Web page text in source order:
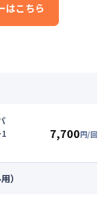
はこちら
7,700円/回
）